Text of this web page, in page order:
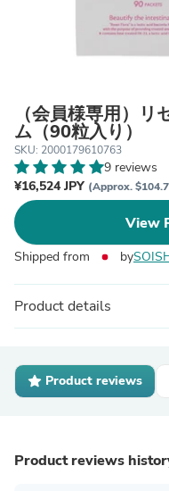
（会員様専用）
ム（90粒入り）
SKU: 2000179610763
9 reviews
¥16,524 JPY (Approx.
View
Shipped from by
Product details
Product reviews
Product reviews